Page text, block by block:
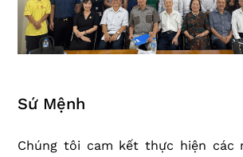
Sứ Mệnh
Chúng tôi cam kết thực hiện các